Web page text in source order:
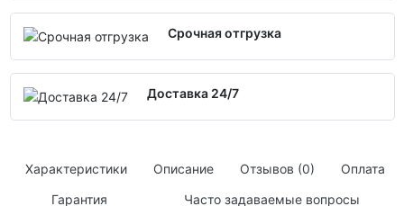
Срочная отгрузка
Доставка 24/7
Характеристики Описание Отзывов (0)
Оплата
Гарантия
Часто задаваемые вопросы